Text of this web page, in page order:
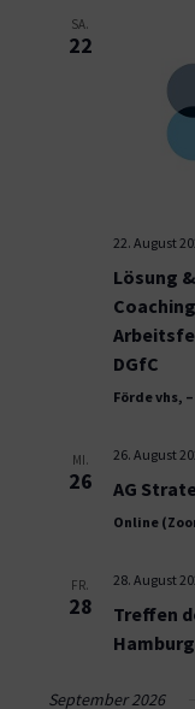
SA.
22
22. August
Lösung
DGfC
Förde vhs,
MI.
26
26. August
AG
Online
FR.
28
28. August
Treffen
September 2026